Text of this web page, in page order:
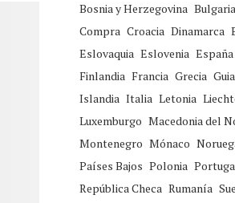
Bosnia y Herzegovina Bulgaria
Compra Croacia Dinamarca
Eslovaquia Eslovenia España
Finlandia Francia Grecia Guia
Islandia Italia Letonia
Luxemburgo Macedonia del
Montenegro Mónaco
Países Bajos Polonia
República Checa Rumanía